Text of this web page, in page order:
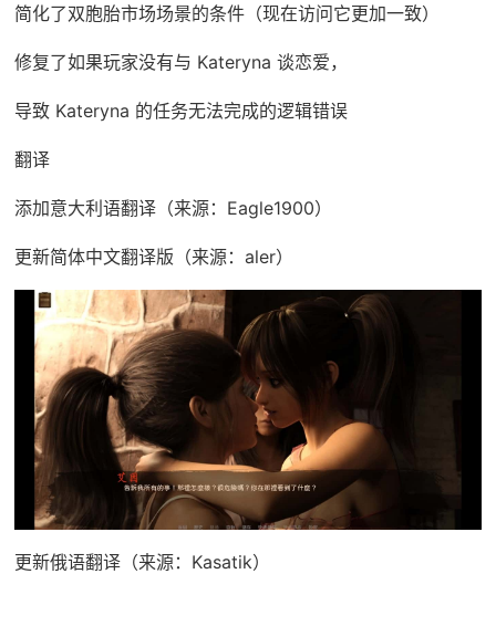
简化了双胞胎市场场景的条件（现在访问它更加一致）
修复了如果玩家没有与 Kateryna 谈恋爱，
导致 Kateryna 的任务无法完成的逻辑错误
翻译
添加意大利语翻译（来源：Eagle1900）
更新简体中文翻译版（来源：aler）
更新俄语翻译（来源：Kasatik）